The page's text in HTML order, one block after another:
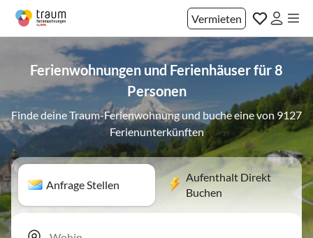
Vermieten
Ferienwohnungen und Ferienhäuser für 8
Personen
Finde deine Traum-Ferienwohnung und buche eine von 9127
Ferienunterkünften
Anfrage Stellen
Aufenthalt Direkt
Buchen